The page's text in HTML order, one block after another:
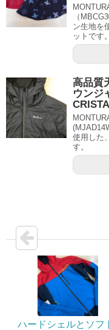
（
ン生地を
ットです。
高品質
ウンジ
使用した
す。
ハードシェルとソフ